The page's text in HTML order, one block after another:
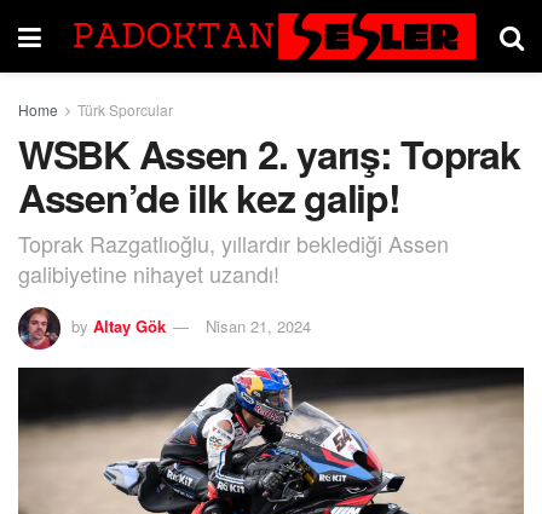
Home Türk Sporcular
WSBK Assen 2. yarış: Toprak
Assen’de ilk kez galip!
Toprak Razgatlıoğlu, yıllardır beklediği Assen
galibiyetine nihayet uzandı!
by Altay Gök Nisan 21, 2024